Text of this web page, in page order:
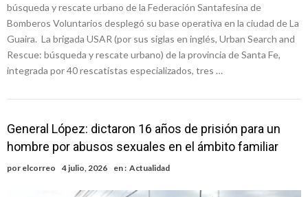
búsqueda y rescate urbano de la Federación Santafesina de
Bomberos Voluntarios desplegó su base operativa en la ciudad de La
Guaira. La brigada USAR (por sus siglas en inglés, Urban Search and
Rescue: búsqueda y rescate urbano) de la provincia de Santa Fe,
integrada por 40 rescatistas especializados, tres …
General López: dictaron 16 años de prisión para un
hombre por abusos sexuales en el ámbito familiar
por elcorreo 4 julio, 2026 en : Actualidad